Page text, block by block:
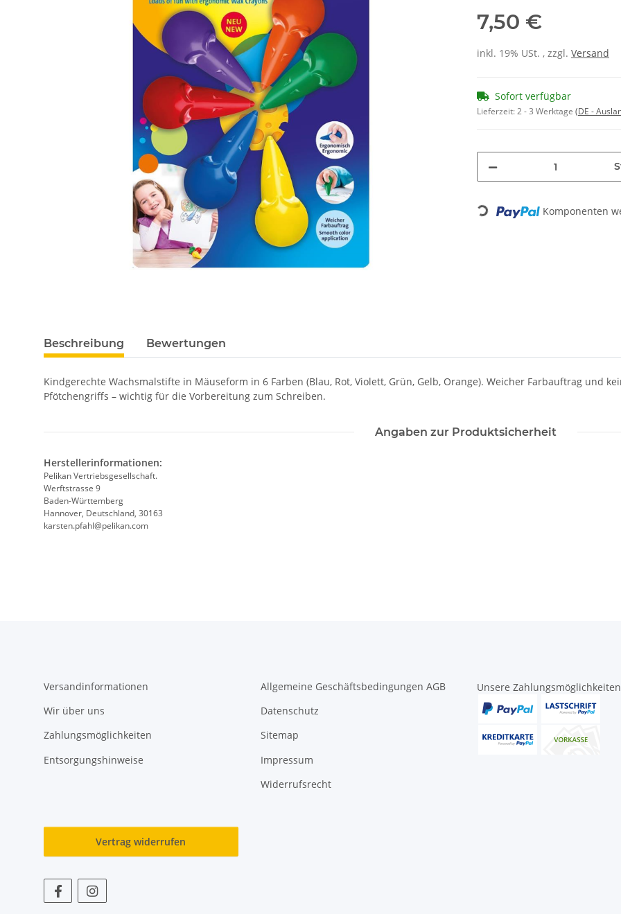
7,50 €
inkl. 19% USt. , zzgl. Versand
Sofort verfügbar
Lieferzeit:2 - 3 Werktage (DE -
Loading... Komponenten
Beschreibung Bewertungen
Kindgerechte Wachsmalstifte in Mäuseform in 6 Farben (Blau, Rot, Violett, Grün, Gelb, Orange). Weicher Farbauftrag und
Pfötchengriffs – wichtig für die Vorbereitung zum Schreiben.
Angaben zur Produktsicherheit
Herstellerinformationen:
Pelikan Vertriebsgesellschaft.
Werftstrasse 9
Baden-Württemberg
Hannover, Deutschland, 30163
karsten.pfahl@pelikan.com
Versandinformationen
Wir über uns
Zahlungsmöglichkeiten
Entsorgungshinweise
Allgemeine Geschäftsbedingungen AGB
Datenschutz
Sitemap
Impressum
Widerrufsrecht
Unsere
Vertrag widerrufen